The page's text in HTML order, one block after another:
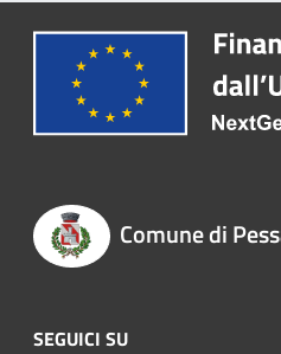
Comune di
SEGUICI SU